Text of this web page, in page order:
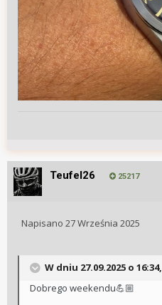
Teufel26 25217
Napisano 27 Września 2025
W dniu 27.09.2025 o 16:34,
Dobrego weekendu💪🏼